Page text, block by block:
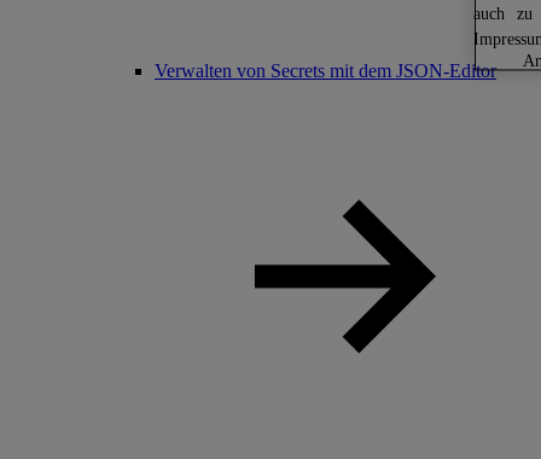
Verwalten von Secrets mit dem JSON-Editor
auch zu